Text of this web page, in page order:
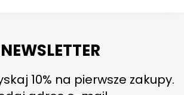
NEWSLETTER
10% na pierwsze zakupy.